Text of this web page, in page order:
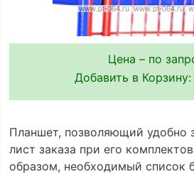
Цена – по
Добавить в Корзину:
Планшет, позволяющий удобно
лист заказа при его
образом, необходимый список